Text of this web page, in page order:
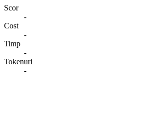
Scor
-
Cost
-
Timp
-
Tokenuri
-